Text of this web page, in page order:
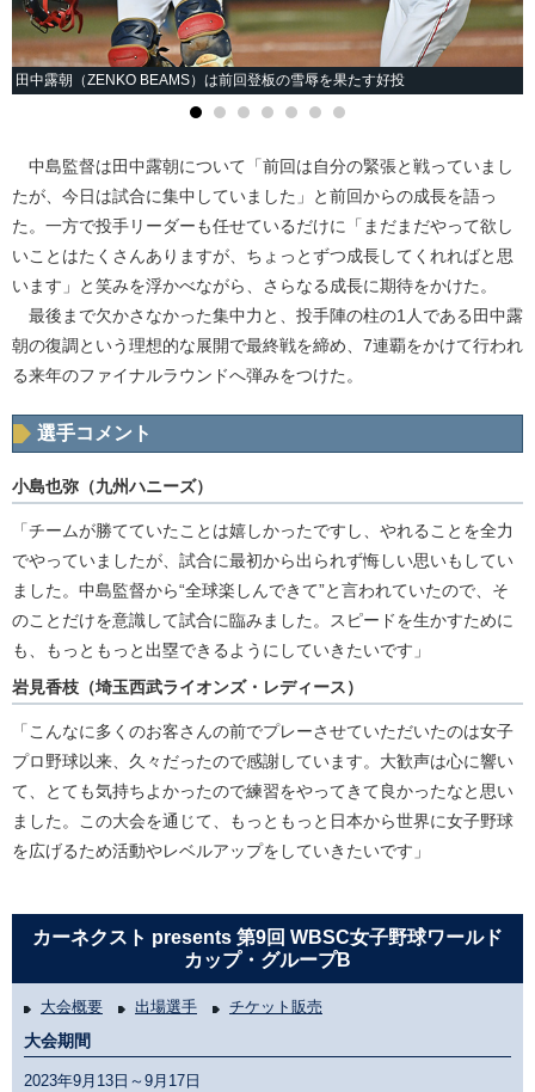
田中露朝（ZENKO BEAMS）は前回登板の雪辱を果たす好投
中島監督は田中露朝について「前回は自分の緊張と戦っていまし
たが、今日は試合に集中していました」と前回からの成長を語っ
た。一方で投手リーダーも任せているだけに「まだまだやって欲し
いことはたくさんありますが、ちょっとずつ成長してくれればと思
います」と笑みを浮かべながら、さらなる成長に期待をかけた。
最後まで欠かさなかった集中力と、投手陣の柱の1人である田中露
朝の復調という理想的な展開で最終戦を締め、7連覇をかけて行われ
る来年のファイナルラウンドへ弾みをつけた。
選手コメント
小島也弥（九州ハニーズ）
「チームが勝てていたことは嬉しかったですし、やれることを全力
でやっていましたが、試合に最初から出られず悔しい思いもしてい
ました。中島監督から“全球楽しんできて”と言われていたので、そ
のことだけを意識して試合に臨みました。スピードを生かすために
も、もっともっと出塁できるようにしていきたいです」
岩見香枝（埼玉西武ライオンズ・レディース）
「こんなに多くのお客さんの前でプレーさせていただいたのは女子
プロ野球以来、久々だったので感謝しています。大歓声は心に響い
て、とても気持ちよかったので練習をやってきて良かったなと思い
ました。この大会を通じて、もっともっと日本から世界に女子野球
を広げるため活動やレベルアップをしていきたいです」
カーネクスト presents 第9回 WBSC女子野球ワールド
カップ・グループB
大会概要 出場選手 チケット販売
大会期間
2023年9月13日～9月17日